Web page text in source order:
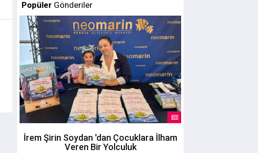
Popüler Gönderiler
İrem Şirin Soydan 'dan Çocuklara İlham
Veren Bir Yolculuk